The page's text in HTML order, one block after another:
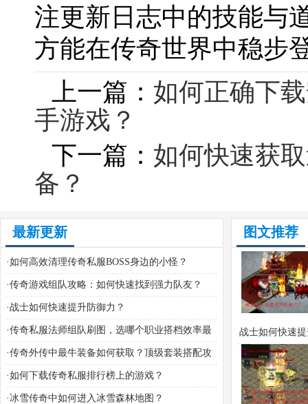
注更新日志中的技能与
方能在传奇世界中稳步
上一篇： 如何正确下
手游戏？
下一篇： 如何快速获
备？
最新更新
·如何高效清理传奇私服BOSS身边的小怪？
·传奇游戏组队攻略：如何快速找到强力队友？
·战士如何快速提升防御力？
·传奇私服法师组队刷图，选哪个职业搭档效率最
高？
·传奇外传中最牛装备如何获取？顶级套装搭配攻
略全解析
·如何下载传奇私服排行榜上的游戏？
·冰雪传奇中如何进入冰雪森林地图？
图文推荐
战士如何快速
力？